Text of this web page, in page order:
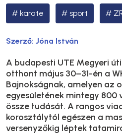
karate sport
Szerző: Jóna István
A budapesti UTE Megyeri
otthont május 30–31-én a
Bajnokságnak, amelyen az
egyesületének mintegy 800
össze tudását. A rangos
korosztálytól egészen a
versenyzőkig léptek